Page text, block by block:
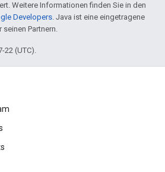
Weitere Informationen finden Sie in den
Developers. Java ist eine eingetragene
Partnern.
22 (UTC).